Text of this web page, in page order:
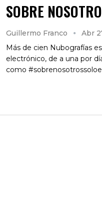
SOBRE
Guillermo Franco
Abr
Más de cien Nubografías
electrónico, de a una por
como